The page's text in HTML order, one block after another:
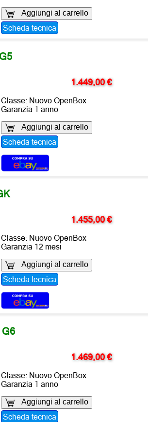
Aggiungi al carrello
Scheda tecnica
1.449,00 €
Classe: Nuovo OpenBox
Garanzia 1 anno
Aggiungi al carrello
Scheda tecnica
1.455,00 €
Classe: Nuovo OpenBox
Garanzia 12 mesi
Aggiungi al carrello
Scheda tecnica
G6
1.469,00 €
Classe: Nuovo OpenBox
Garanzia 1 anno
Aggiungi al carrello
Scheda tecnica